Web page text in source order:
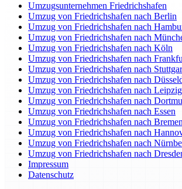
Umzugsunternehmen Friedrichshafen
Umzug von Friedrichshafen nach Berlin
Umzug von Friedrichshafen nach
Umzug von Friedrichshafen nach
Umzug von Friedrichshafen nach Köln
Umzug von Friedrichshafen nach
Umzug von Friedrichshafen nach
Umzug von Friedrichshafen nach
Umzug von Friedrichshafen nach Leipzig
Umzug von Friedrichshafen nach
Umzug von Friedrichshafen nach Essen
Umzug von Friedrichshafen nach Bremen
Umzug von Friedrichshafen nach
Umzug von Friedrichshafen nach
Umzug von Friedrichshafen nach
Impressum
Datenschutz